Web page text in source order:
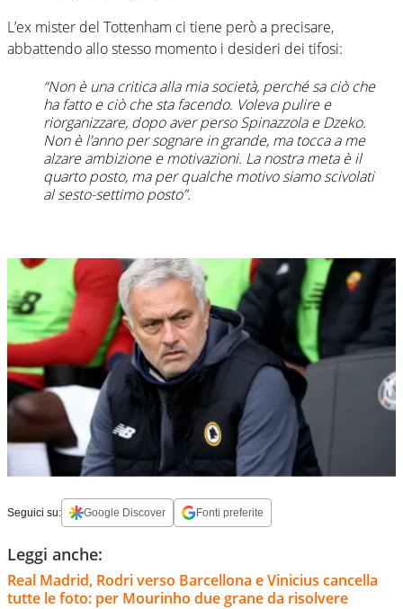
L’ex mister del Tottenham ci tiene però a precisare,
abbattendo allo stesso momento i desideri dei tifosi:
“Non è una critica alla mia società, perché sa ciò che
ha fatto e ciò che sta facendo. Voleva pulire e
riorganizzare, dopo aver perso Spinazzola e Dzeko.
Non è l’anno per sognare in grande, ma tocca a me
alzare ambizione e motivazioni. La nostra meta è il
quarto posto, ma per qualche motivo siamo scivolati
al sesto-settimo posto”.
Seguici su: Google Discover Fonti preferite
Leggi anche:
Real Madrid, Rodri verso Barcellona e Vinicius cancella
tutte le foto: per Mourinho due grane da risolvere